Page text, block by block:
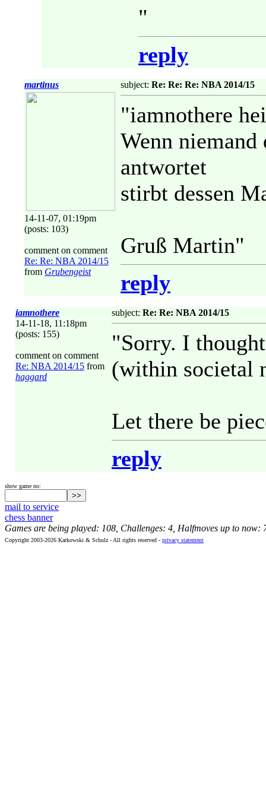
"
reply
martinus
14-11-07, 01:19pm
(posts: 103)
comment on comment
Re: Re: NBA 2014/15
from Grubengeist
subject: Re: Re: Re: NBA 2014/15
"iamnothere
Wenn niemand
antwortet
stirbt dessen
Gruß Martin"
reply
iamnothere
14-11-18, 11:18pm
(posts: 155)
comment on comment
Re: NBA 2014/15 from
haggard
subject: Re: Re: NBA 2014/15
"Sorry. I
(within societal
Let there be
reply
show game no:
mail to service
chess banner
Games are being played: 108, Challenges: 4, Halfmoves up to now:
Copyright 2003-2026 Karkowski & Schulz - All rights reserved - privacy statement